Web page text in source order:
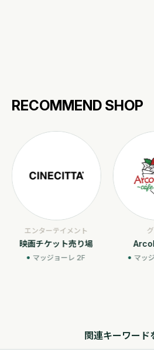
RECOMMEND SHOP
エンターテイメント
映画チケット売り場
マッジョーレ 2F マッ
関連キーワード